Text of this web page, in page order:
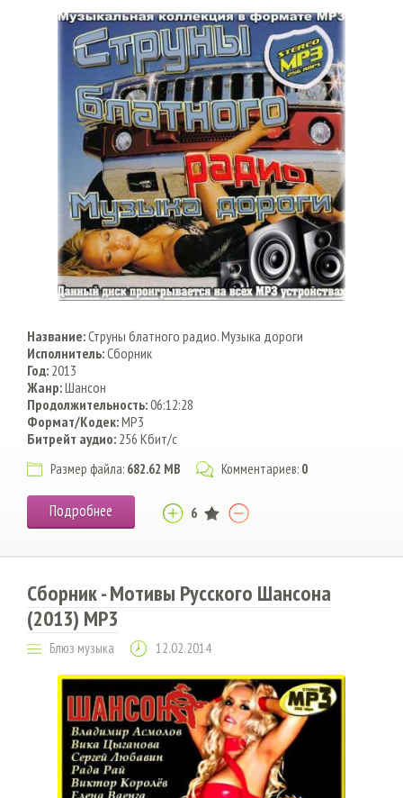
Название:Струны блатного радио. Музыка дороги
Исполнитель:Сборник
Год: 2013
Жанр:Шансон
Продолжительность:06:12:28
Формат/Кодек:MP3
Битрейт аудио: 256 Кбит/с
Размер файла: 682.62 MB Комментариев: 0
Подробнее 6
Сборник - Мотивы Русского Шансона
(2013) MP3
Блюз музыка 12.02.2014